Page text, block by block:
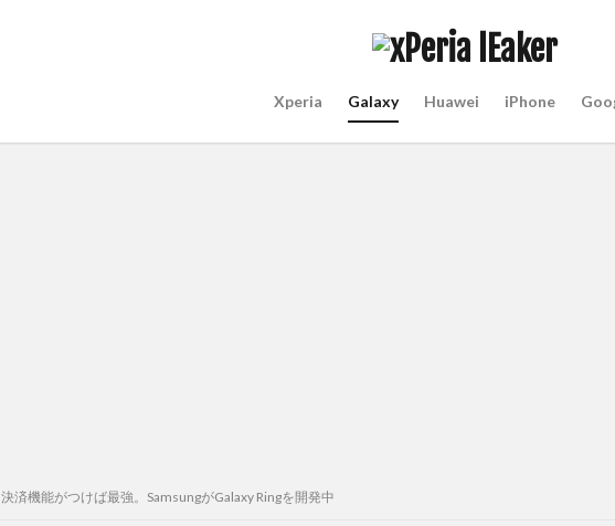
Xperia Galaxy Huawei iPhone
決済機能がつけば最強。SamsungがGalaxy Ringを開発中